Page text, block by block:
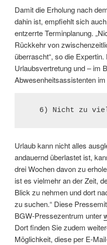
Damit die Erholung nach
dahin ist, empfiehlt sich
entzerrte Terminplanung.
Rückkehr von
überrascht“, so die
Urlaubsvertretung und – im
Abwesenheitsassistenten
6) Nicht zu
Urlaub kann nicht alles
andauernd überlastet ist,
drei Wochen davon zu
ist es vielmehr an der Zeit,
Blick zu nehmen und dort
zu suchen.“ Diese
BGW-Pressezentrum unter
Dort finden Sie zudem
Möglichkeit, diese per E-